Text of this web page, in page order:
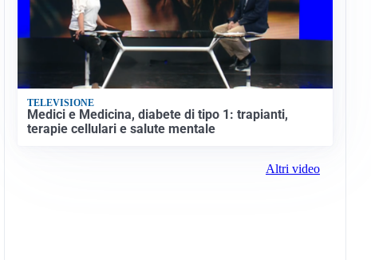
TELEVISIONE
Medici e Medicina, diabete di tipo 1: trapianti,
terapie cellulari e salute mentale
Altri video